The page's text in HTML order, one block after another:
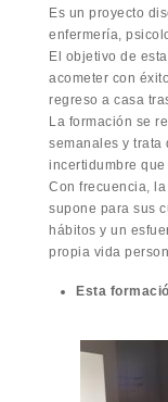
Es un proyecto
enfermería,
El objetivo de
acometer con
regreso a casa
La formación se
semanales y trata
incertidumbre
Con frecuencia,
supone para sus
hábitos y un
propia vida
Esta